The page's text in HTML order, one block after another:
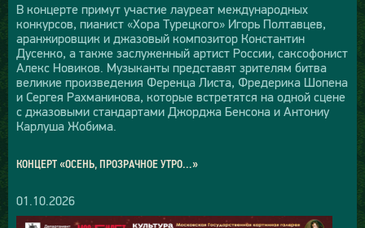
В концерте примут участие лауреат международных
конкурсов, пианист «Хора Турецкого» Игорь Полтавцев,
аранжировщик и джазовый композитор Константин
Дусенко, а также заслуженный артист России, саксофонист
Алекс Новиков. Музыканты представят зрителям битва
великие произведения Ференца Листа, Фредерика Шопена
и Сергея Рахманинова, которые встретятся на одной сцене
с джазовыми стандартами Джорджа Бенсона и Антониу
Карлуша Жобима.
КОНЦЕРТ «ОСЕНЬ, ПРОЗРАЧНОЕ УТРО…»
01.10.2026